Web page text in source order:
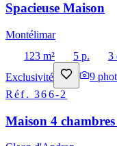
Spacieuse Maison
Montélimar
123 m²
5 p. 3
Exclusivité
9
Réf.366-2
Maison 4 chambres